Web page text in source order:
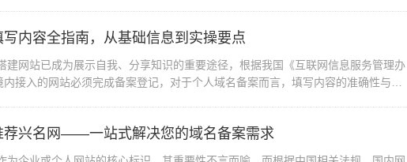
内容全指南，从基础信息到实操要点
建网站已成为展示自我、分享知识的重要途径，根据我国《互联网信息服务管理办
接入的网站必须完成备案登记，对于个人域名备案而言，填写内容的准确性与完
荐兴名网——一站式解决您的域名备案需求